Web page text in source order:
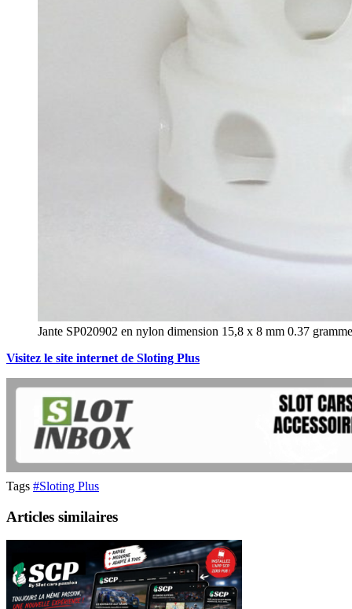
Jante SP020902 en nylon dimension 15,8 x 8 mm 0.37
Visitez le site internet de Sloting Plus
Tags #Sloting Plus
Articles similaires